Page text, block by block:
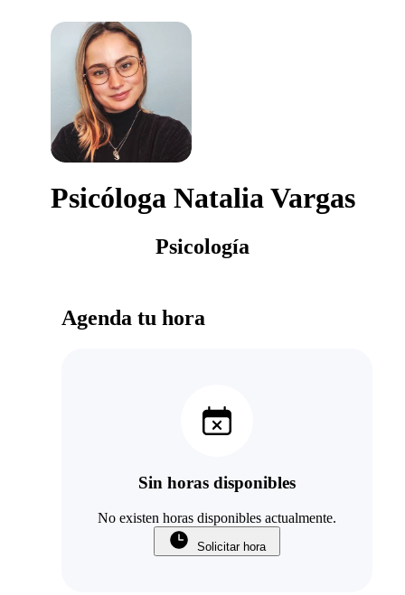
Psicóloga Natalia Vargas
Psicología
Agenda tu hora
Sin horas disponibles
No existen horas disponibles actualmente.
Solicitar hora